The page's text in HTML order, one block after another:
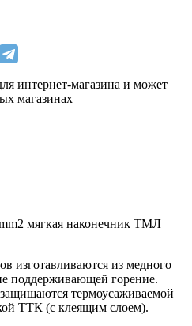
интернет-магазина и может
магазинах
мягкая наконечник ТМЛ
изготавливаются из медного
поддерживающей горение.
термоусаживаемой
ТТК (с клеящим слоем).